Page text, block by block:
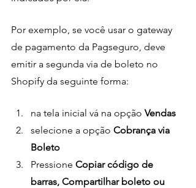
Por exemplo, se você usar o gateway
de pagamento da Pagseguro, deve
emitir a segunda via de boleto no
Shopify da seguinte forma:
na tela inicial vá na opção Vendas
selecione a opção Cobrança via
Boleto
Pressione Copiar código de
barras, Compartilhar boleto ou